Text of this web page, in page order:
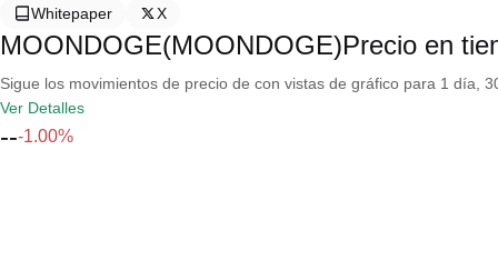
Whitepaper
X
MOONDOGE(MOONDOGE)Precio en
Sigue los movimientos de precio de con vistas de gráfico para 1 día,
Ver Detalles
---1.00%